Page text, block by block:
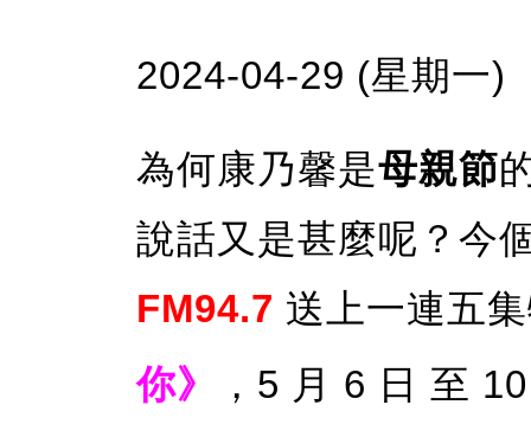
2024-04-29 (星期一)
為何康乃馨是母親節
說話又是甚麼呢？今
FM94.7 送上一連五
你》
，5 月 6 日 至